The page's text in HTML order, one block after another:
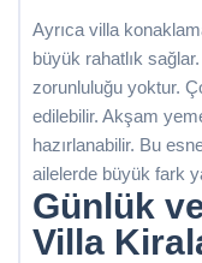
Ayrıca villa
büyük rahatlık
zorunluluğu yoktur.
edilebilir. Akşam
hazırlanabilir. Bu
ailelerde büyük fark
Günlük
Villa